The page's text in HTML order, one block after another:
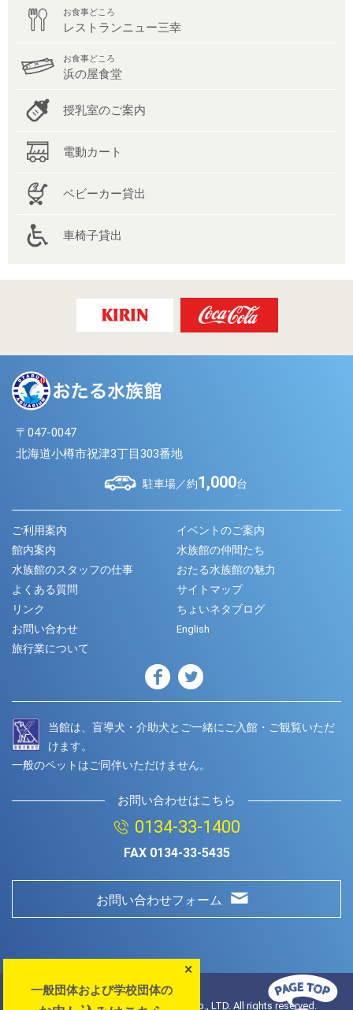
お食事どころ
レストランニュー三幸
お食事どころ
浜の屋食堂
授乳室のご案内
電動カート
ベビーカー貸出
車椅子貸出
〒047-0047
北海道小樽市祝津3丁目303番地
駐車場／約1,000台
ご利用案内
イベントのご案内
館内案内
水族館の仲間たち
水族館のスタッフの仕事
おたる水族館の魅力
よくある質問
サイトマップ
リンク
ちょいネタブログ
お問い合わせ
English
旅行業について
当館は、盲導犬・介助犬とご一緒にご入館・ご観覧いただ
けます。
一般のペットはご同伴いただけません。
お問い合わせはこちら
0134-33-1400
FAX 0134-33-5435
お問い合わせフォーム
© Copyright 2026 Otaru Aquarium.Co., LTD. All rights reserved.
×
一般団体および学校団体の